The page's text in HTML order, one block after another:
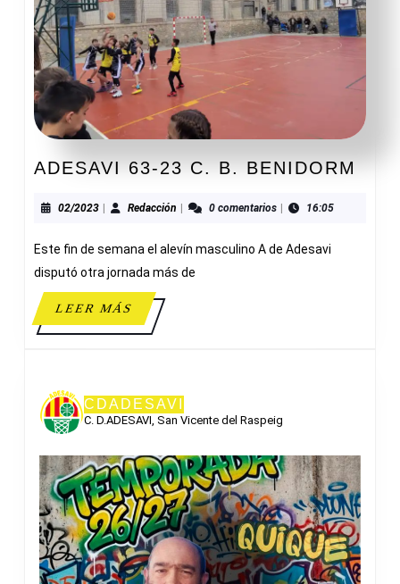
ADESAVI 63-23 C. B. BENIDORM
02/202302/2023Redacción Redacción0 comentarios 16:05
Este fin de semana el alevín masculino A de Adesavi
disputó otra jornada más de
LEER MÁSLEER
MÁS
CDADESAVI
C. D.ADESAVI, San Vicente del Raspeig